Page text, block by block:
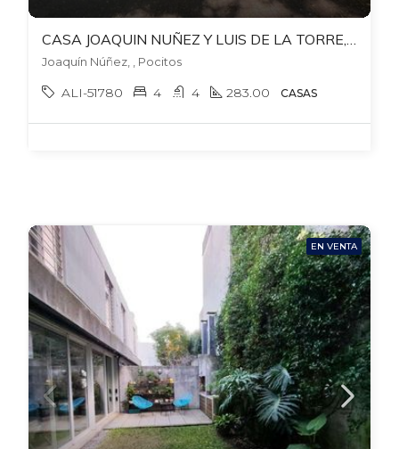
Joaquín Núñez, , Pocitos
ALI-51780 4 4 283.00 CASAS
EN VENTA